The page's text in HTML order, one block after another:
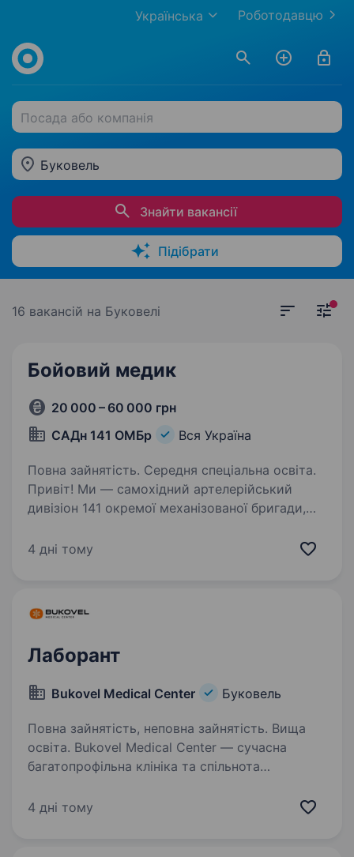
Роботодавцю
Українська
Посада або компанія
Буковель
Знайти вакансії
Підібрати
16 вакансій на Буковелі
Бойовий медик
20 000 – 60 000 грн
САДн 141 ОМБр
Вся Україна
Повна зайнятість. Середня спеціальна освіта.
Привіт! Ми — самохідний артелерійський
дивізіон 141 окремої механізованої бригади,
бореться за мир і безпеку України. Наше
4 дні тому
Лаборант
Bukovel Medical Center Буковель
Повна зайнятість, неповна зайнятість. Вища
освіта. Bukovel Medical Center — сучасна
багатопрофільна клініка та спільнота
лаборанта в клініко-діагностичну лабораторію.
4 дні тому